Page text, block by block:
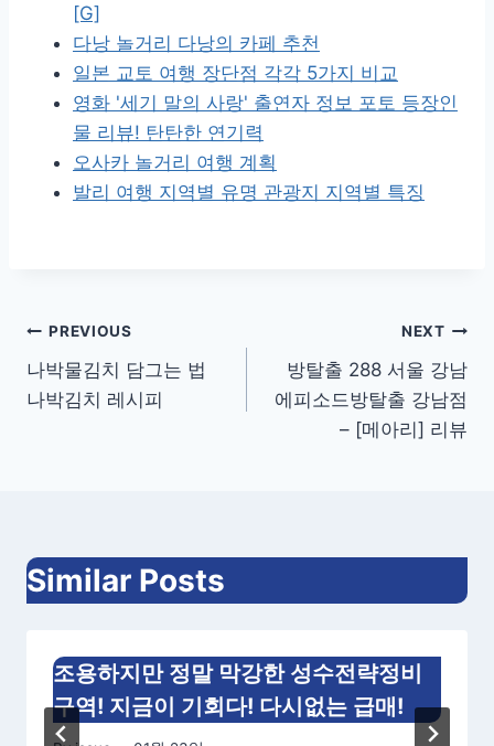
[G]
다낭 놀거리 다낭의 카페 추천
일본 교토 여행 장단점 각각 5가지 비교
영화 '세기 말의 사랑' 출연자 정보 포토 등장인
물 리뷰! 탄탄한 연기력
오사카 놀거리 여행 계획
발리 여행 지역별 유명 관광지 지역별 특징
글
내
션
PREVIOUS
나박물김치 담그는 법
나박김치 레시피
NEXT
방탈출 288 서울 강남
에피소드방탈출 강남점
– [메아리] 리뷰
Similar Posts
조용하지만 정말 막강한 성수전략정비
구역! 지금이 기회다! 다시없는 급매!